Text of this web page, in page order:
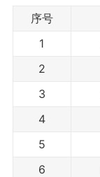
序号
1
2
3
4
5
6